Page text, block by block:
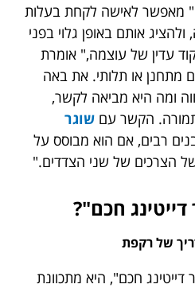
מאפשר לאישה לקחת בעלות
אותם באופן גלוי בפני
עדין של עוצמה," אומרת
או תלותי. את באה
ומה היא מביאה לקשר,
הקשר עם שוגר
רבים, אם הוא מבוסס על
הצרכים של שני הצדדים."
של רקפת
חכם", היא מתכוונת